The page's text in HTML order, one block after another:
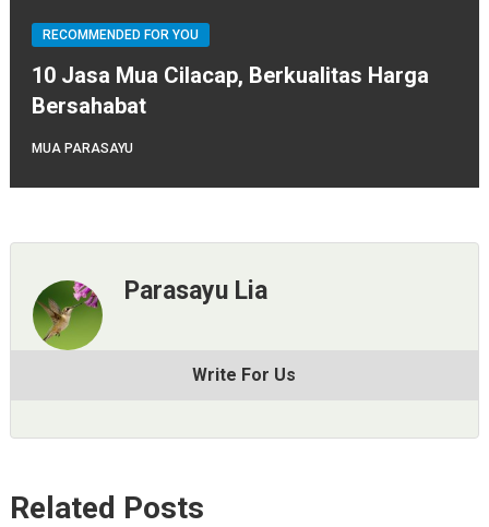
RECOMMENDED FOR YOU
10 Jasa Mua Cilacap, Berkualitas Harga
Bersahabat
MUA PARASAYU
Parasayu Lia
Write For Us
Related Posts